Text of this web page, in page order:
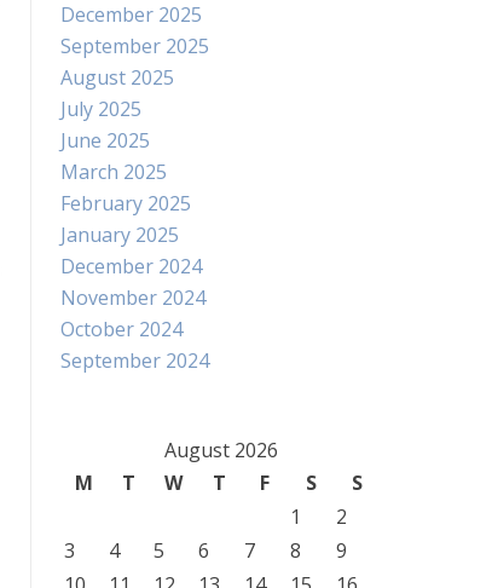
December 2025
September 2025
August 2025
July 2025
June 2025
March 2025
February 2025
January 2025
December 2024
November 2024
October 2024
September 2024
August 2026
M
T W T F S
S
1
2
3
4 5 6 7 8
9